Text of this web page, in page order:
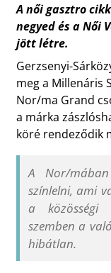
A női gasztro
negyed és a Női
jött létre.
Gerzsenyi-
meg a Millenáris
Nor/ma Grand
a márka
köré rendeződik
A Nor/
színlelni, ami
a közösségi
szemben a
hibátlan.